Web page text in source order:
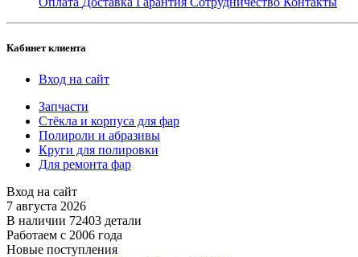
Кабинет клиента
Вход на сайт
Запчасти
Стёкла и корпуса для фар
Полироли и абразивы
Круги для полировки
Для ремонта фар
Вход на сайт
7 августа 2026
В наличии 72403 детали
Работаем с 2006 года
Новые поступления